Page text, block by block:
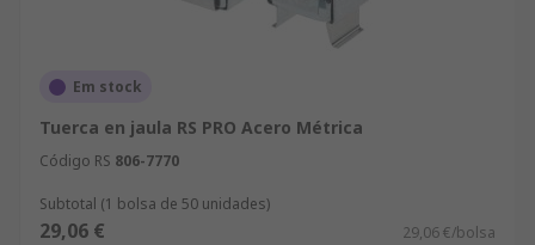
Em stock
Tuerca en jaula RS PRO Acero Métrica
Código RS 806-7770
Subtotal (1 bolsa de 50 unidades)
29,06 € 29,06 €/bolsa